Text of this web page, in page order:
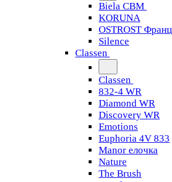
Biela CBM
KORUNA
OSTROST
Silence
Classen
Classen
832-4 WR
Diamond WR
Discovery WR
Emotions
Euphoria 4V 833
Manor елочка
Nature
The Brush